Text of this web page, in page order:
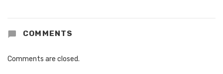
COMMENTS
Comments are closed.